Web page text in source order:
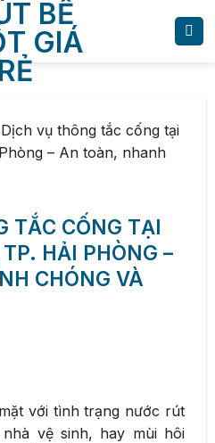
Dịch vụ thông tắc cống tại
– An toàn, nhanh
TẮC CỐNG TẠI
HẢI PHÒNG –
CHÓNG VÀ
với tình trạng nước rút
vệ sinh, hay mùi hôi